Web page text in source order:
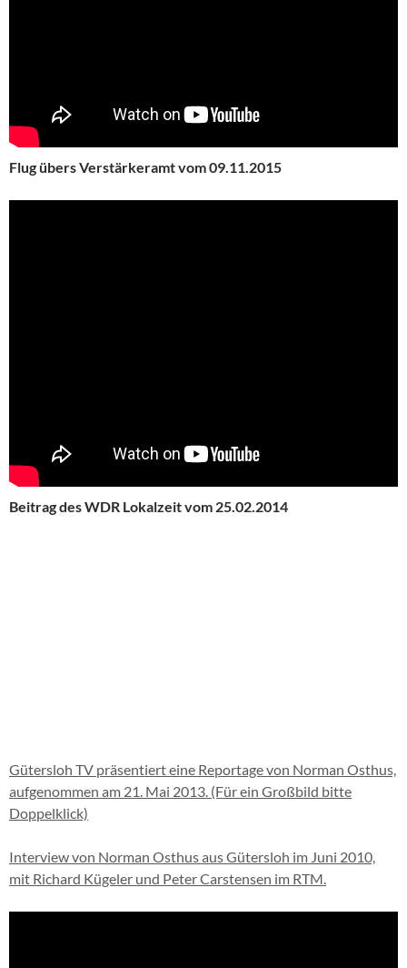
Flug übers Verstärkeramt vom 09.11.2015
Beitrag des WDR Lokalzeit vom 25.02.2014
Gütersloh TV präsentiert eine Reportage von Norman Osthus,
aufgenommen am 21. Mai 2013. (Für ein Großbild bitte
Doppelklick)
Interview von Norman Osthus aus Gütersloh im Juni 2010,
mit Richard Kügeler und Peter Carstensen im RTM.